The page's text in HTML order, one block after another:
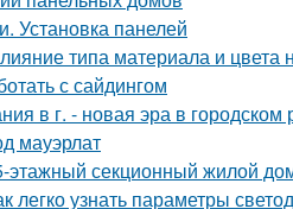
Установка панелей
типа материала и цвета
с сайдингом
в г. - новая эра в городском
мауэрлат
этажный секционный жилой
легко узнать параметры